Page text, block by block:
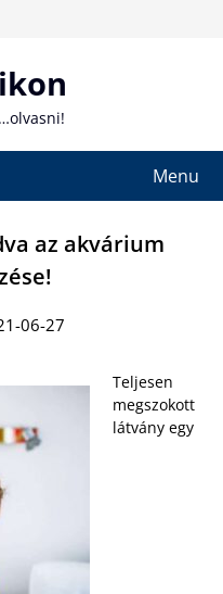
Menu
az akvárium
06-27
Teljesen
megszokott
látvány egy